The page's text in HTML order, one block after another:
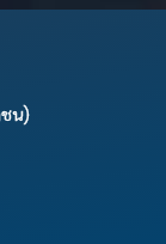
ชน)